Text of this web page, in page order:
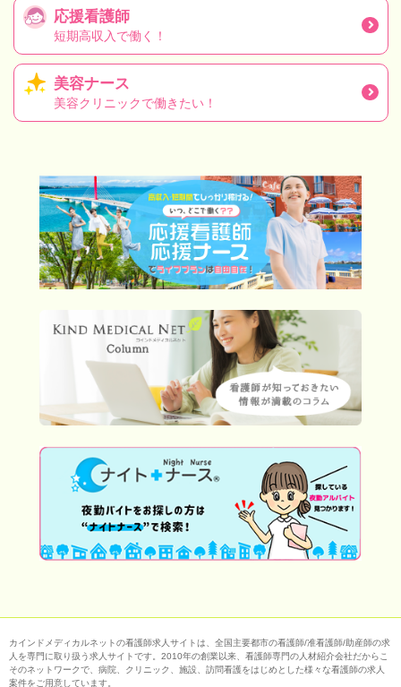
応援看護師
短期高収入で働く！
美容ナース
美容クリニックで働きたい！
カインドメディカルネットの看護師求人サイトは、全国主要都市の看護師/准看護師/助産師の求
人を専門に取り扱う求人サイトです。2010年の創業以来、看護師専門の人材紹介会社だからこ
そのネットワークで、病院、クリニック、施設、訪問看護をはじめとした様々な看護師の求人
案件をご用意しています。